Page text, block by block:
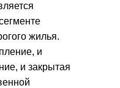
жилья.
и
и закрытая